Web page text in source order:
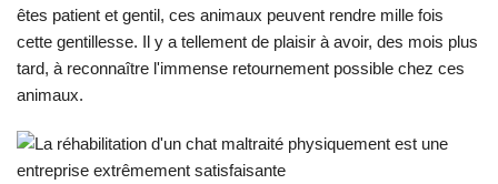
êtes patient et gentil, ces animaux peuvent rendre mille fois
cette gentillesse. Il y a tellement de plaisir à avoir, des mois plus
tard, à reconnaître l'immense retournement possible chez ces
animaux.